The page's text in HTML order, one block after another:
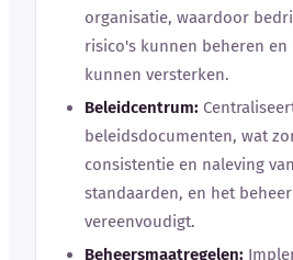
organisatie, waardoor
risico's kunnen beheren en
kunnen versterken.
Beleidcentrum:
beleidsdocumenten, wat
consistentie en naleving
standaarden, en het
vereenvoudigt.
Beheersmaatregelen: